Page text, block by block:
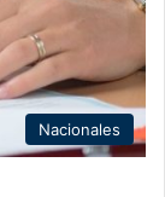
Nacionales